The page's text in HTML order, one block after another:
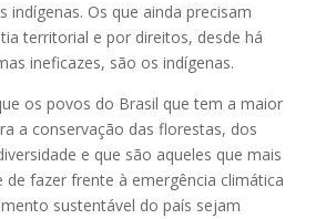
indígenas. Os que ainda precisam
territorial e por direitos, desde há
ineficazes, são os indígenas.
os povos do Brasil que tem a maior
a conservação das florestas, dos
e que são aqueles que mais
de fazer frente à emergência climática
sustentável do país sejam